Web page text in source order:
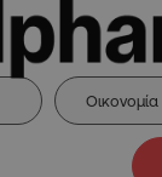
Οικονομία